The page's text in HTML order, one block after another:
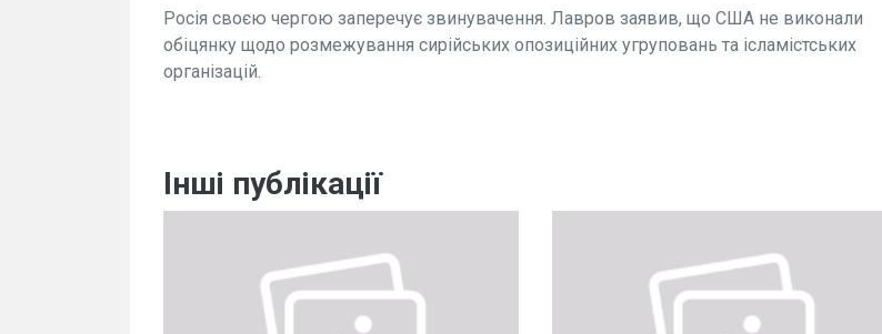
Росія своєю чергою заперечує звинувачення. Лавров заявив, що США не виконали
обіцянку щодо розмежування сирійських опозиційних угруповань та ісламістських
організацій.
Інші публікації